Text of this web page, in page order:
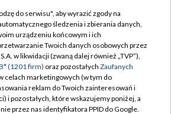
TVP
TVP
Cyfrowa
Regulamin TVP
prywatności
Moje zgody
Pomoc
do serwisu", aby wyrazić zgody na
śledzenia i zbierania danych,
urządzeniu końcowym i ich
Twoich danych osobowych przez
w likwidacji (zwaną dalej również „TVP”),
(1201 firm) oraz pozostałych Zaufanych
celach marketingowych (w tym do
reklam do Twoich zainteresowań i
i pozostałych, które wskazujemy poniżej, a
przez nas identyfikatora PPID do Google.